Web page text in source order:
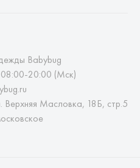
Babybug
08:00-20:00 (Мск)
Масловка, 18Б, стр.5